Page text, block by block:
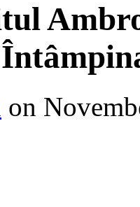
on